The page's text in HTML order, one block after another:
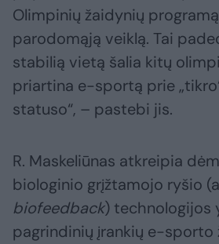
Olimpinių žaidynių
parodomąją veiklą. Tai
stabilią vietą šalia kitų
priartina e-sportą prie
statuso“, – pastebi jis.
R. Maskeliūnas atkreipia
biologinio grįžtamojo ryšio
biofeedback) technologijos
pagrindinių įrankių e-sporto